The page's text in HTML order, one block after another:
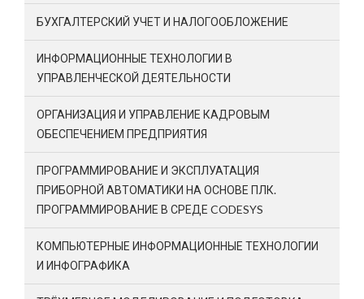
БУХГАЛТЕРСКИЙ УЧЕТ И НАЛОГООБЛОЖЕНИЕ
ИНФОРМАЦИОННЫЕ ТЕХНОЛОГИИ В
УПРАВЛЕНЧЕСКОЙ ДЕЯТЕЛЬНОСТИ
ОРГАНИЗАЦИЯ И УПРАВЛЕНИЕ КАДРОВЫМ
ОБЕСПЕЧЕНИЕМ ПРЕДПРИЯТИЯ
ПРОГРАММИРОВАНИЕ И ЭКСПЛУАТАЦИЯ
ПРИБОРНОЙ АВТОМАТИКИ НА ОСНОВЕ ПЛК.
ПРОГРАММИРОВАНИЕ В СРЕДЕ CODESYS
КОМПЬЮТЕРНЫЕ ИНФОРМАЦИОННЫЕ ТЕХНОЛОГИИ
И ИНФОГРАФИКА